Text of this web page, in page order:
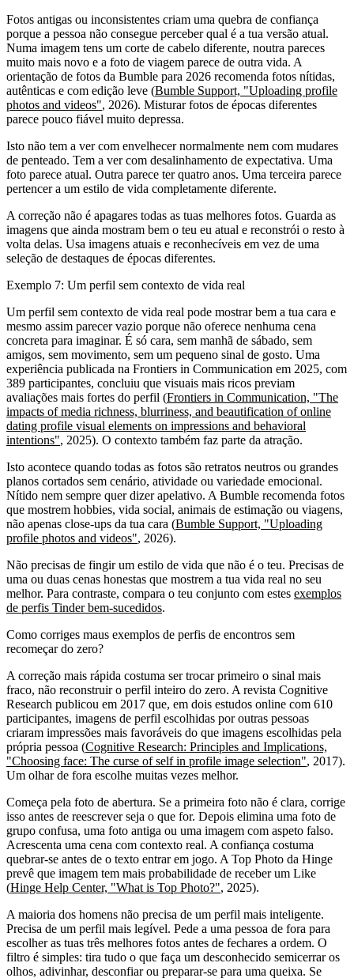
Fotos antigas ou inconsistentes criam uma quebra de confiança
porque a pessoa não consegue perceber qual é a tua versão atual.
Numa imagem tens um corte de cabelo diferente, noutra pareces
muito mais novo e a foto de viagem parece de outra vida. A
orientação de fotos da Bumble para 2026 recomenda fotos nítidas,
autênticas e com edição leve (Bumble Support, "Uploading profile
photos and videos", 2026). Misturar fotos de épocas diferentes
parece pouco fiável muito depressa.
Isto não tem a ver com envelhecer normalmente nem com mudares
de penteado. Tem a ver com desalinhamento de expectativa. Uma
foto parece atual. Outra parece ter quatro anos. Uma terceira parece
pertencer a um estilo de vida completamente diferente.
A correção não é apagares todas as tuas melhores fotos. Guarda as
imagens que ainda mostram bem o teu eu atual e reconstrói o resto à
volta delas. Usa imagens atuais e reconhecíveis em vez de uma
seleção de destaques de épocas diferentes.
Exemplo 7: Um perfil sem contexto de vida real
Um perfil sem contexto de vida real pode mostrar bem a tua cara e
mesmo assim parecer vazio porque não oferece nenhuma cena
concreta para imaginar. É só cara, sem manhã de sábado, sem
amigos, sem movimento, sem um pequeno sinal de gosto. Uma
experiência publicada na Frontiers in Communication em 2025, com
389 participantes, concluiu que visuais mais ricos previam
avaliações mais fortes do perfil (Frontiers in Communication, "The
impacts of media richness, blurriness, and beautification of online
dating profile visual elements on impressions and behavioral
intentions", 2025). O contexto também faz parte da atração.
Isto acontece quando todas as fotos são retratos neutros ou grandes
planos cortados sem cenário, atividade ou variedade emocional.
Nítido nem sempre quer dizer apelativo. A Bumble recomenda fotos
que mostrem hobbies, vida social, animais de estimação ou viagens,
não apenas close-ups da tua cara (Bumble Support, "Uploading
profile photos and videos", 2026).
Não precisas de fingir um estilo de vida que não é o teu. Precisas de
uma ou duas cenas honestas que mostrem a tua vida real no seu
melhor. Para contraste, compara o teu conjunto com estes exemplos
de perfis Tinder bem-sucedidos.
Como corriges maus exemplos de perfis de encontros sem
recomeçar do zero?
A correção mais rápida costuma ser trocar primeiro o sinal mais
fraco, não reconstruir o perfil inteiro do zero. A revista Cognitive
Research publicou em 2017 que, em dois estudos online com 610
participantes, imagens de perfil escolhidas por outras pessoas
criaram impressões mais favoráveis do que imagens escolhidas pela
própria pessoa (Cognitive Research: Principles and Implications,
"Choosing face: The curse of self in profile image selection", 2017).
Um olhar de fora escolhe muitas vezes melhor.
Começa pela foto de abertura. Se a primeira foto não é clara, corrige
isso antes de reescrever seja o que for. Depois elimina uma foto de
grupo confusa, uma foto antiga ou uma imagem com aspeto falso.
Acrescenta uma cena com contexto real. A confiança costuma
quebrar-se antes de o texto entrar em jogo. A Top Photo da Hinge
prevê que imagem tem mais probabilidade de receber um Like
(Hinge Help Center, "What is Top Photo?", 2025).
A maioria dos homens não precisa de um perfil mais inteligente.
Precisa de um perfil mais legível. Pede a uma pessoa de fora para
escolher as tuas três melhores fotos antes de fechares a ordem. O
filtro é simples: tira tudo o que faça um desconhecido semicerrar os
olhos, adivinhar, desconfiar ou preparar-se para uma queixa. Se